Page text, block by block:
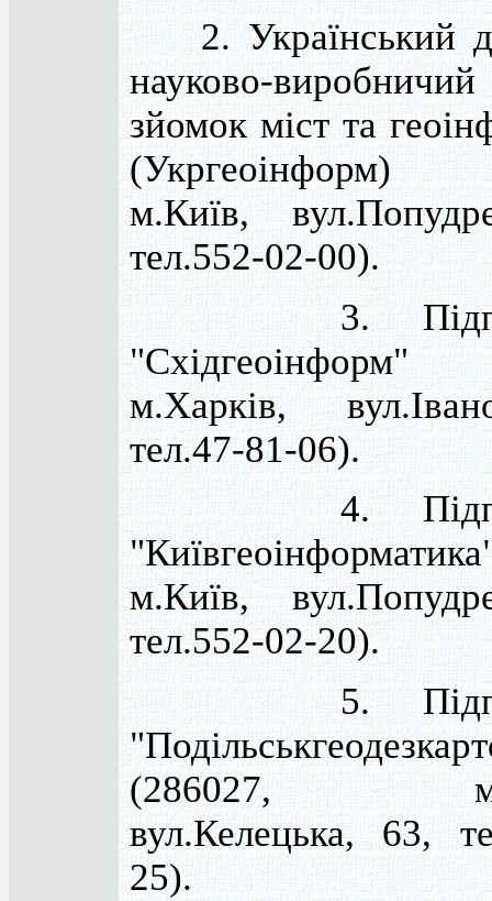
2. Український
науково-
зйомок міст та
(Укргеоінформ)
м.Київ,
тел.552-02-00).
3.
"Східгеоінформ"
м.Харків,
тел.47-81-06).
4.
м.Київ,
тел.552-02-20).
5.
(286027,
вул.Келецька, 63,
25).